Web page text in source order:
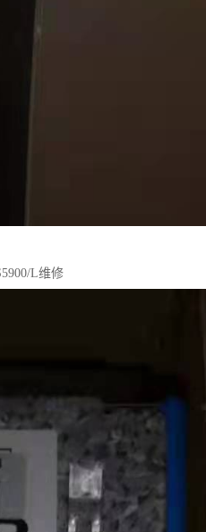
L维修